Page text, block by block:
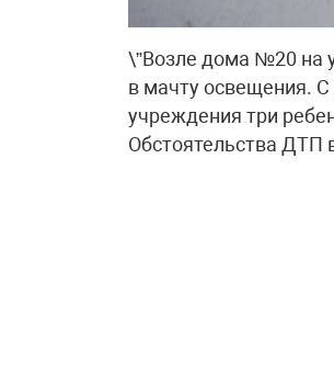
\”Возле дома №20 на
в мачту освещения.
учреждения три
Обстоятельства ДТП